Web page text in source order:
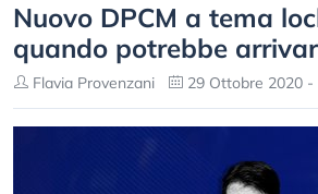
Nuovo DPCM a tema
quando potrebbe
Flavia Provenzani 29 Ottobre 2020 -